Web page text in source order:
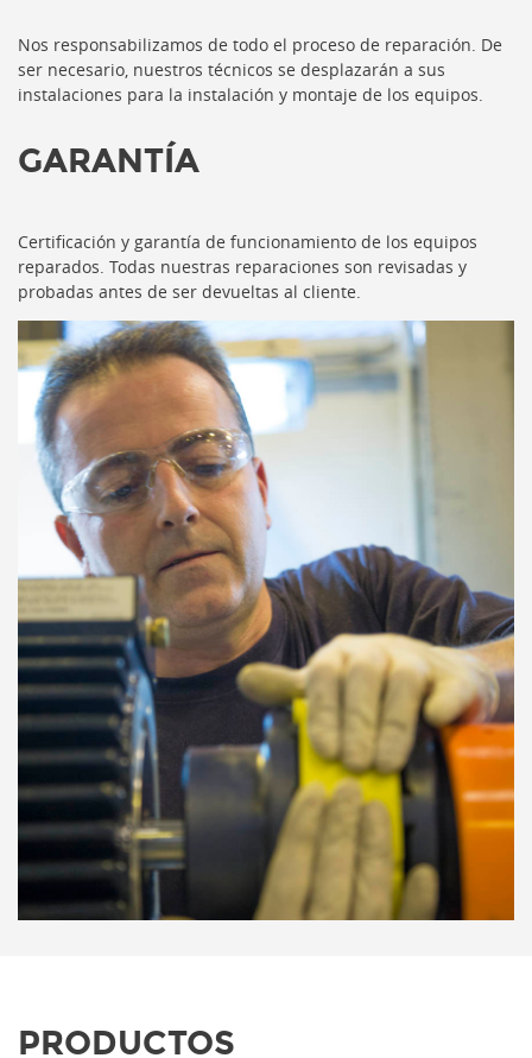
Nos responsabilizamos de todo el proceso de reparación. De
ser necesario, nuestros técnicos se desplazarán a sus
instalaciones para la instalación y montaje de los equipos.
GARANTÍA
Certificación y garantía de funcionamiento de los equipos
reparados. Todas nuestras reparaciones son revisadas y
probadas antes de ser devueltas al cliente.
PRODUCTOS